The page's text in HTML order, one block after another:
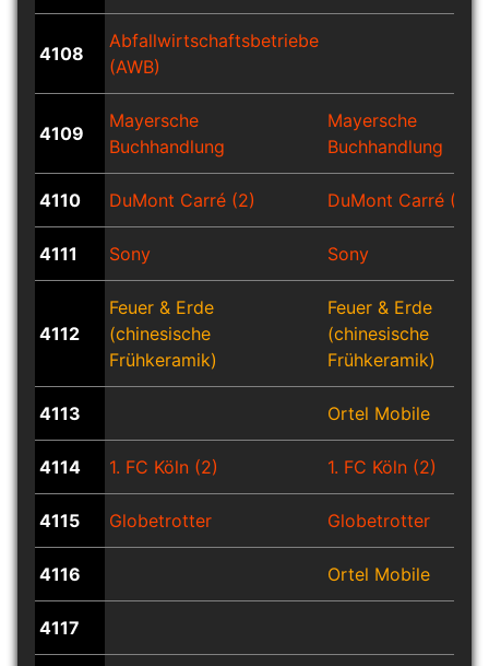
4108
Abfallwirtschaftsbetriebe
(AWB)
4109
Mayersche
Buchhandlung
Mayersche
Buchhandlung
4110 DuMont Carré (2) DuMont Carré (2)
4111 Sony Sony
4112
Feuer & Erde
(chinesische
Frühkeramik)
Feuer & Erde
(chinesische
Frühkeramik)
4113 Ortel Mobile
4114 1. FC Köln (2) 1. FC Köln (2)
4115 Globetrotter Globetrotter
4116 Ortel Mobile
4117